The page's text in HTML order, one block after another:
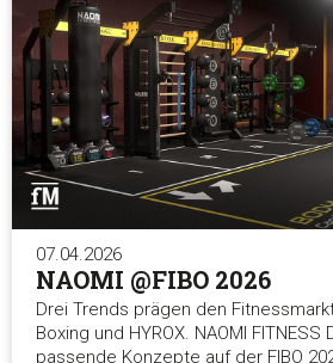
07.04.2026
NAOMI @FIBO 2026
Drei Trends prägen den
Boxing und HYROX. NAOMI FITNESS
passende Konzepte auf der FIBO